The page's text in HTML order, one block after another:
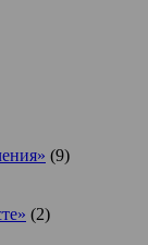
(9)
(2)